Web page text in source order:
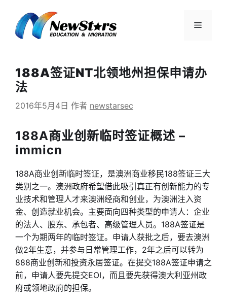
菜
188A签证NT北领地州担保申请办
法
2016年5月4日 作者 newstarsec
188A商业创新临时签证概述 –
immicn
188A商业创新临时签证，是澳洲商业移民188签证三大
类别之一。澳洲政府希望借此吸引真正有创新能力的专
业技术和管理人才来澳洲经商和创业，为澳洲注入资
金、创造就业机会。主要面向四种类型的申请人：企业
的法人、股东、承包者、高级管理人员。188A签证是
一个为期两年的临时签证。申请人获批之后，要去澳洲
做2年生意，并参与日常管理工作，2年之后可以转为
888商业创新和投资永居签证。在提交188A签证申请之
前，申请人要先提交EOI，而且要先获得澳大利亚州政
府或领地政府的担保。